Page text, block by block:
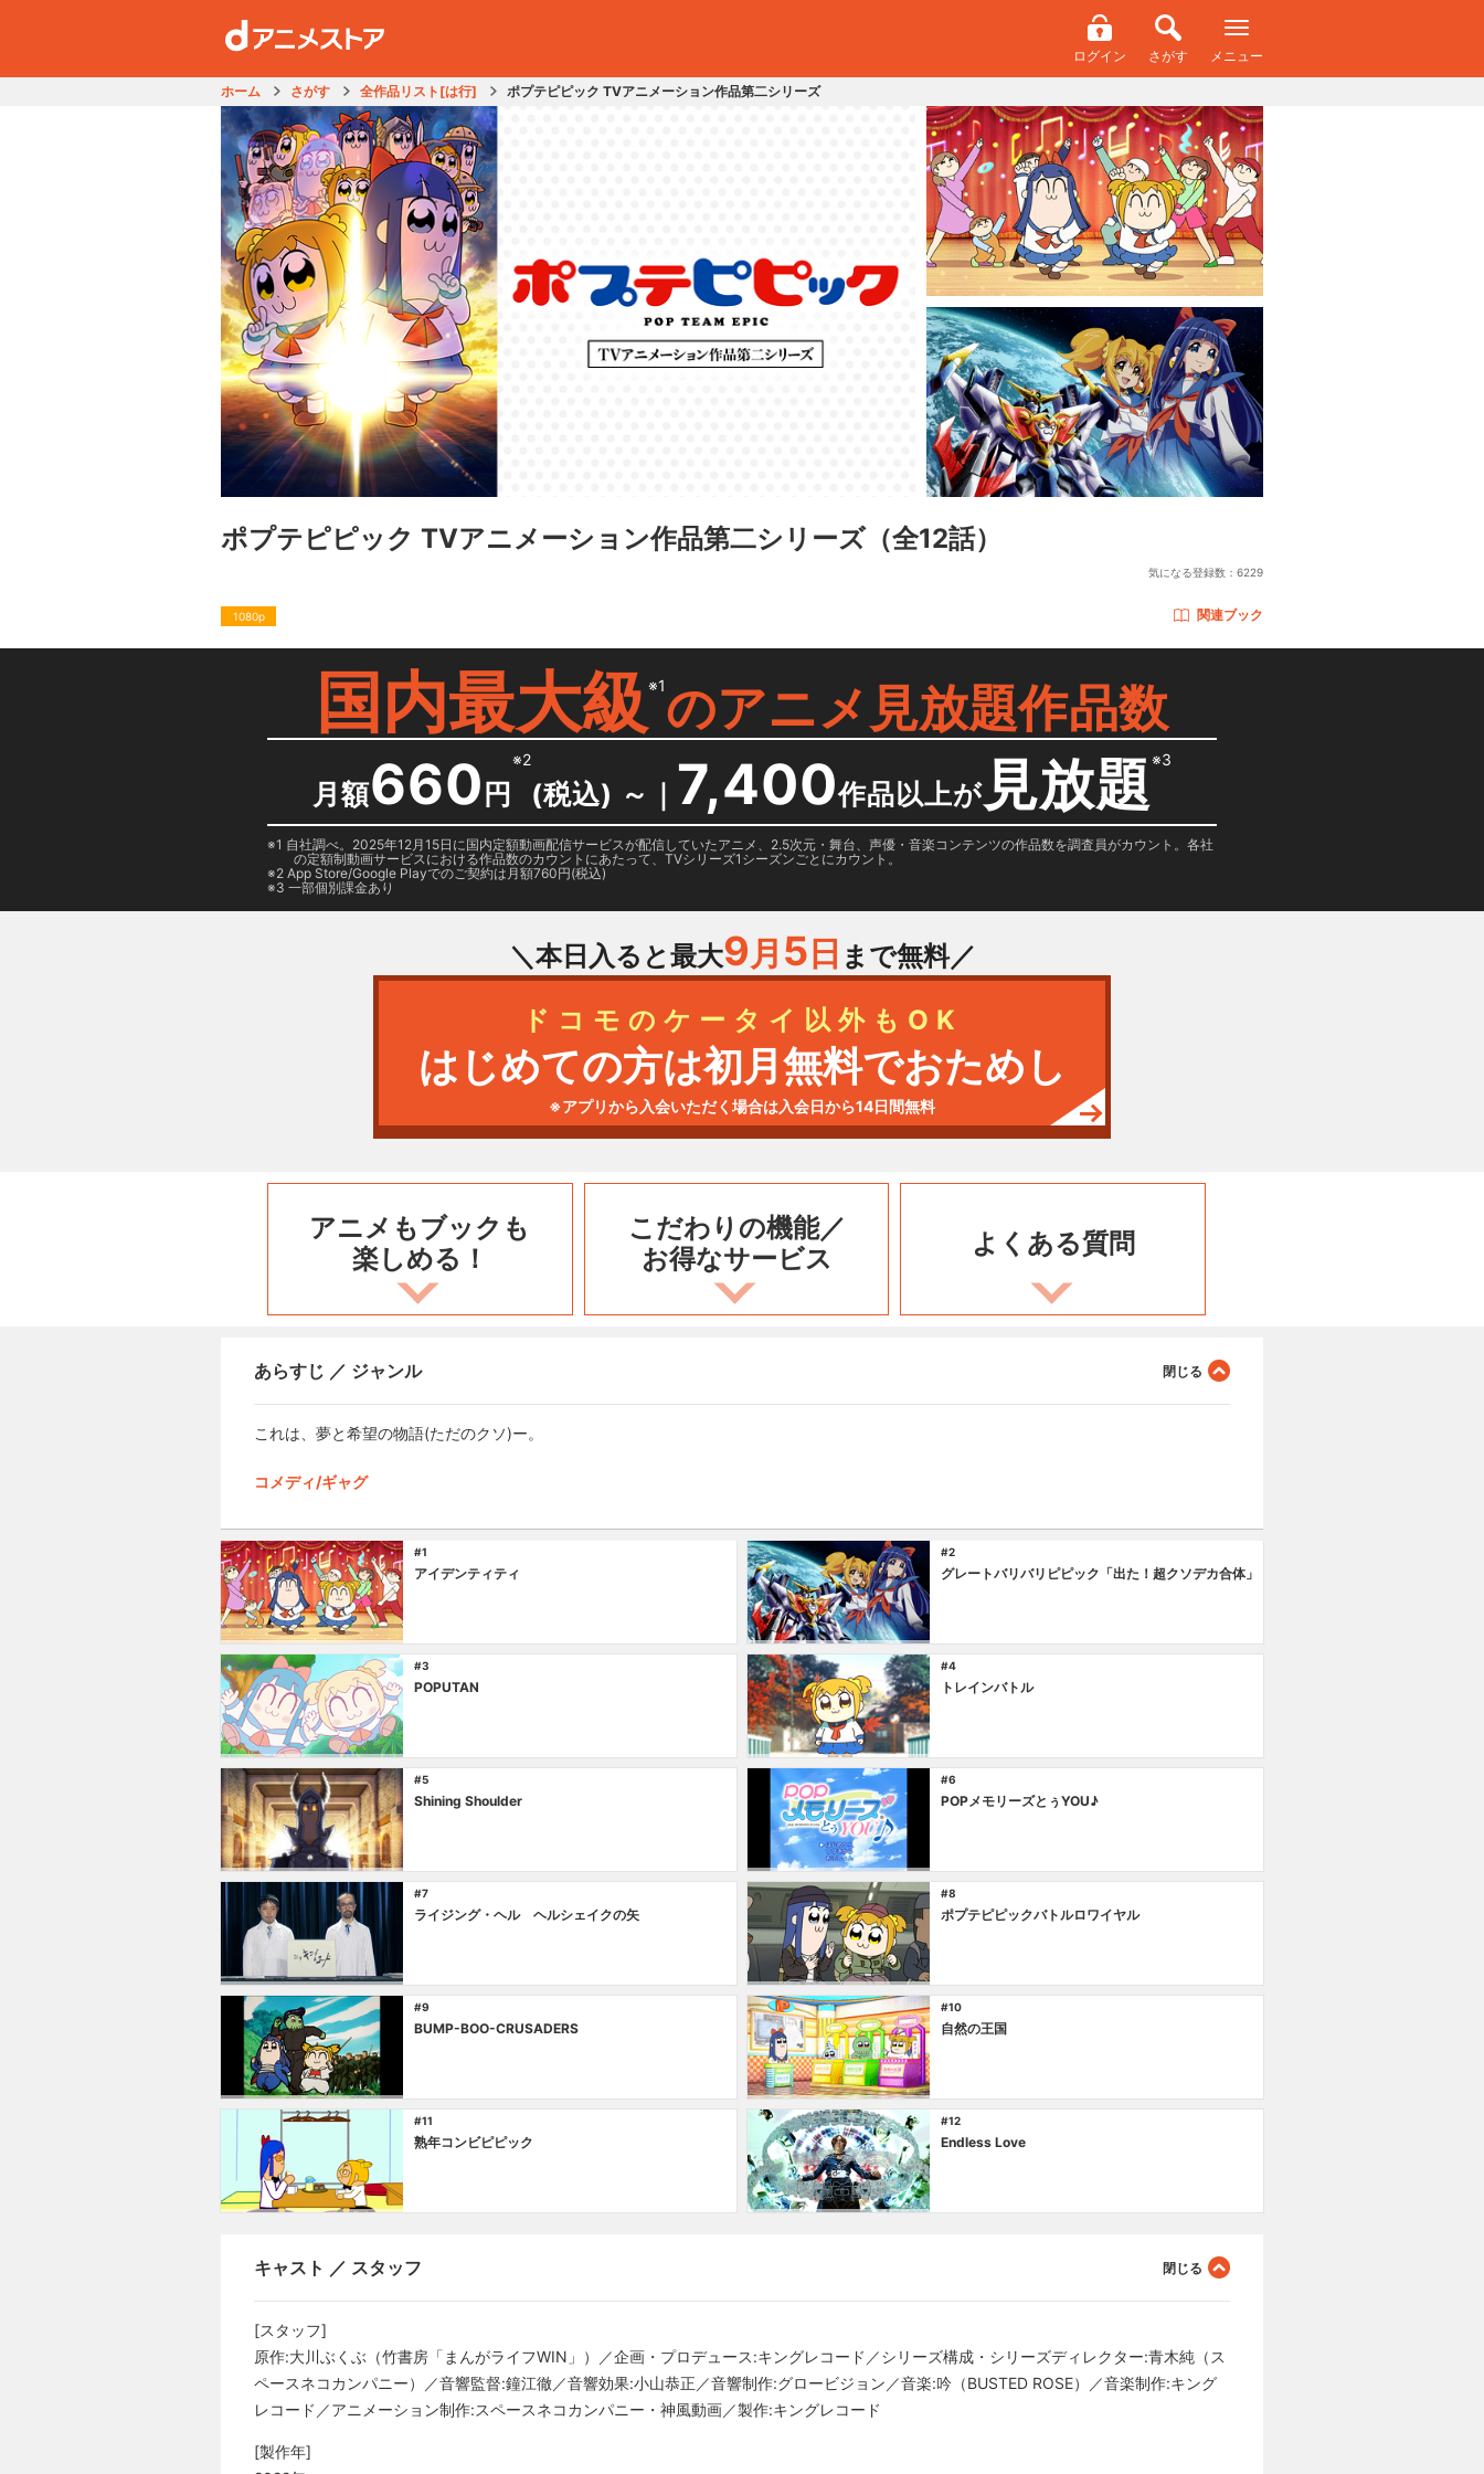
ログイン さがす メニュー
ホーム さがす 全作品リスト[は行] ポプテピピック TVアニメーション作品第二シリーズ
ポプテピピック TVアニメーション作品第二シリーズ（全12話）
気になる登録数： 6229
1080p 関連ブック
国内最大級 ※1のアニメ見放題作品数
月額660 円
※2
(税込) ～ ｜ 7,400作品以上が 見放題※3
1 自社調べ。2025年12月15日に国内定額動画配信サービスが配信していたアニメ、2.5次元・舞台、声優・音楽コンテンツの作品数を調査員がカウント。各社
の定額制動画サービスにおける作品数のカウントにあたって、TVシリーズ1シーズンごとにカウント。
2 App Store/Google Playでのご契約は月額760円(税込)
3 一部個別課金あり
＼本日入ると最大9月 5 日 まで無料／
ドコモのケータイ以外もOK
はじめての方は初月無料でおためし
※アプリから入会いただく場合は入会日から14日間無料
アニメもブックも
楽しめる！
こだわりの機能／
お得なサービス
よくある質問
あらすじ ／ ジャンル
これは、夢と希望の物語(ただのクソ)ー。
コメディ/ギャグ
#1
アイデンティティ
#2
グレートバリバリピピック「出た！超クソデカ合体」
#3
POPUTAN
#4
トレインバトル
#5
Shining Shoulder
#6
POPメモリーズとぅYOU♪
#7
ライジング・ヘル ヘルシェイクの矢
#8
ポプテピピックバトルロワイヤル
#9
BUMP-BOO-CRUSADERS
#10
自然の王国
#11
熟年コンビピピック
#12
Endless Love
キャスト ／ スタッフ
[スタッフ]
原作:大川ぶくぶ（竹書房「まんがライフWIN」）／企画・プロデュース:キングレコード／シリーズ構成・シリーズディレクター:青木純（ス
ペースネコカンパニー）／音響監督:鐘江徹／音響効果:小山恭正／音響制作:グロービジョン／音楽:吟（BUSTED ROSE）／音楽制作:キング
レコード／アニメーション制作:スペースネコカンパニー・神風動画／製作:キングレコード
[製作年]